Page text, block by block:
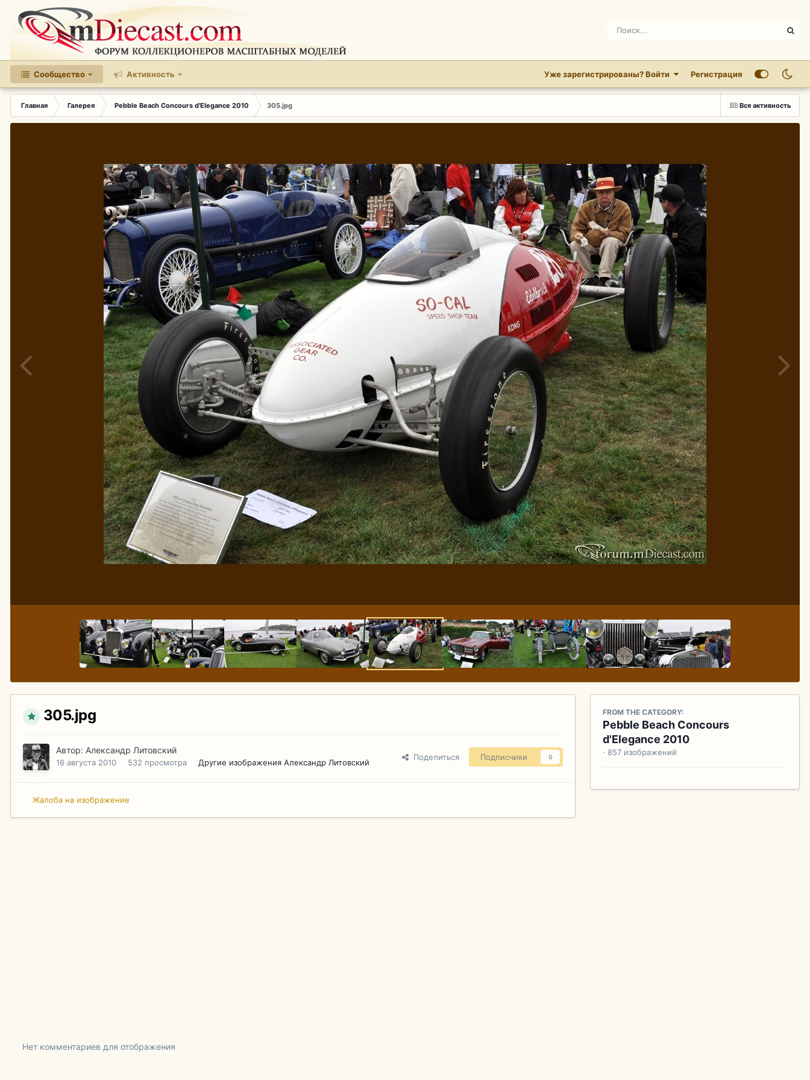
Сообщество Активность Уже зарегистрированы? Войти Регистрация
Вся активность
Главная Галерея Pebble Beach Concours d'Elegance 2010 305.jpg
305.jpg
Автор: Александр Литовский
16 августа 2010 532 просмотра Другие изображения Александр Литовский
Поделиться Подписчики 0
Жалоба на изображение
FROM THE CATEGORY:
Pebble Beach Concours
d'Elegance 2010
· 857 изображений
Нет комментариев для отображения